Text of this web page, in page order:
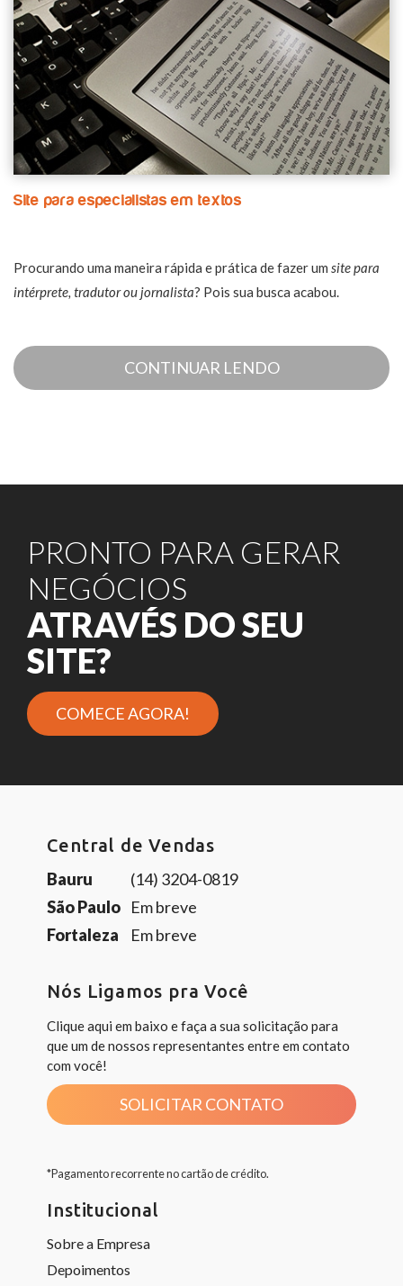
Site para especialistas em textos
Procurando uma maneira rápida e prática de fazer um site para
intérprete, tradutor ou jornalista? Pois sua busca acabou.
CONTINUAR LENDO
PRONTO PARA GERAR
NEGÓCIOS
ATRAVÉS DO SEU
SITE?
COMECE AGORA!
Central de Vendas
Bauru
(14) 3204-0819
São Paulo Em breve
Fortaleza
Em breve
Nós Ligamos pra Você
Clique aqui em baixo e faça a sua solicitação para
que um de nossos representantes entre em contato
com você!
SOLICITAR CONTATO
*Pagamento recorrente no cartão de crédito.
Institucional
Sobre a Empresa
Depoimentos